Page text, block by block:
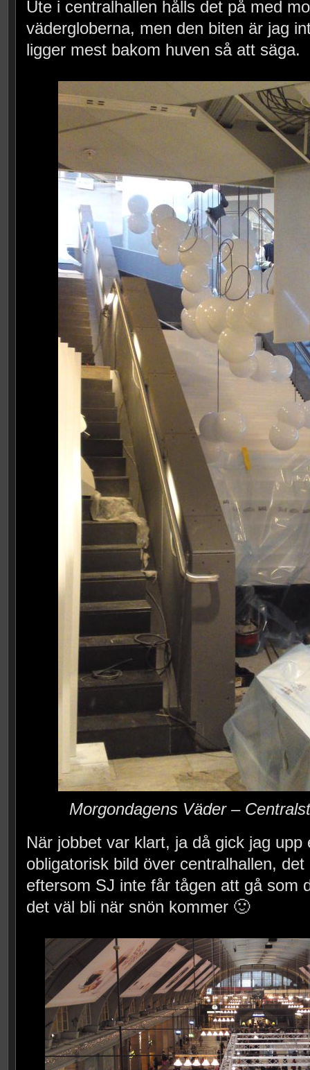
Ute i centralhallen hålls det på med
vädergloberna, men den biten är jag
ligger mest bakom huven så att säga.
Morgondagens Väder –
När jobbet var klart, ja då gick jag upp
obligatorisk bild över centralhallen,
eftersom SJ inte får tågen att gå som
det väl bli när snön kommer 🙂